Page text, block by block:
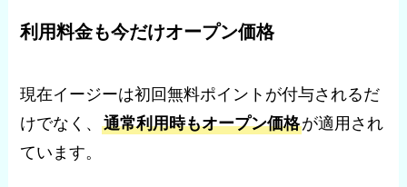
利用料金も今だけオープン価格
現在イージーは初回無料ポイントが付与されるだ
けでなく、通常利用時もオープン価格が適用され
ています。